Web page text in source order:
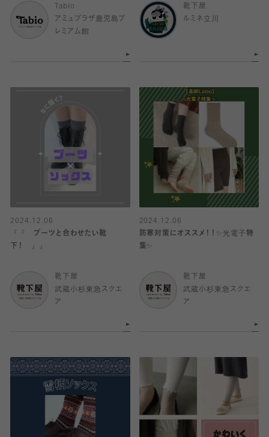
Tabio
アミュプラザ鹿児島プ
レミアム館
靴下屋
ルミネ立川
2024.12.06
『『 ブーツと合わせたい靴
下！ 』』
靴下屋
武蔵小杉東急スクエ
ア
2024.12.06
防寒対策にオススメ！！✨光電子特
集✨
靴下屋
武蔵小杉東急スクエ
ア